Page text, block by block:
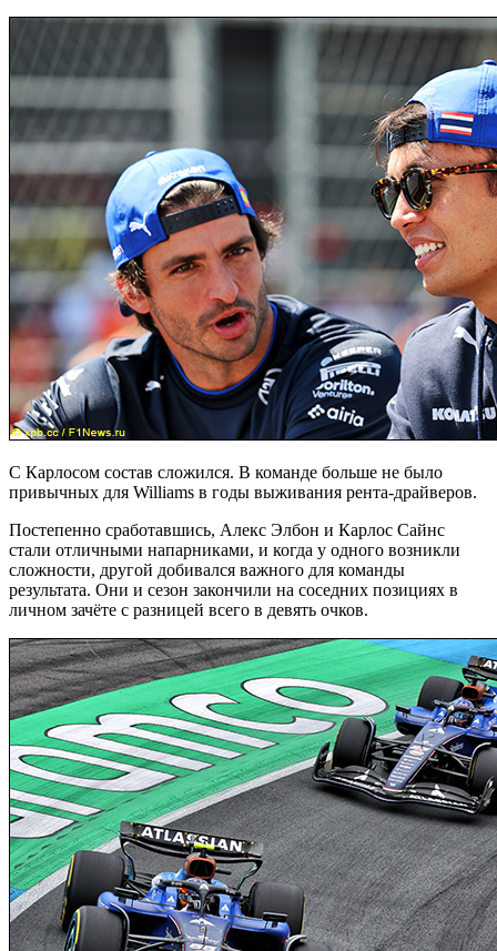
С Карлосом состав сложился. В команде больше не было
привычных для Williams в годы выживания рента-драйверов.
Постепенно сработавшись, Алекс Элбон и Карлос Сайнс
стали отличными напарниками, и когда у одного возникли
сложности, другой добивался важного для команды
результата. Они и сезон закончили на соседних позициях в
личном зачёте с разницей всего в девять очков.